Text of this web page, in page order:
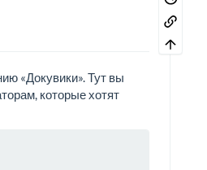
«Докувики». Тут вы
которые хотят